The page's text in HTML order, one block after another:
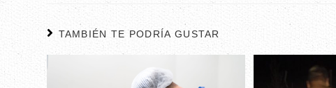
TAMBIÉN TE PODRÍA GUSTAR